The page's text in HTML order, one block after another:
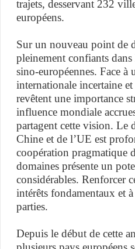
trajets, desservant 232
européens.
Sur un nouveau point de
pleinement confiants
sino-européennes. Face à
internationale incertaine
revêtent une importance
influence mondiale
partagent cette vision. Le
Chine et de l’UE est
coopération pragmatique
domaines présente un
considérables. Renforcer
intérêts fondamentaux et
parties.
Depuis le début de cette